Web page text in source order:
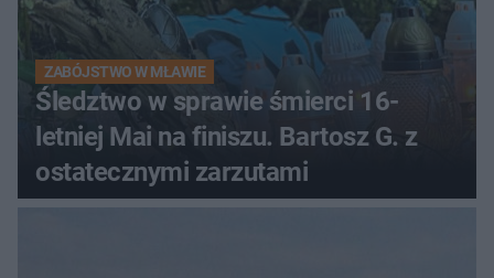
ZABÓJSTWO W MŁAWIE
Śledztwo w sprawie śmierci 16-
letniej Mai na finiszu. Bartosz G. z
ostatecznymi zarzutami